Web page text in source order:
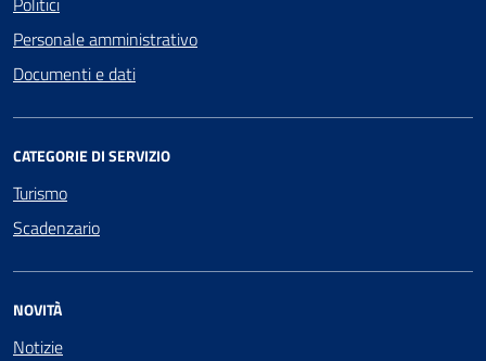
Personale amministrativo
Documenti e dati
CATEGORIE DI SERVIZIO
Turismo
Scadenzario
NOVITÀ
Notizie